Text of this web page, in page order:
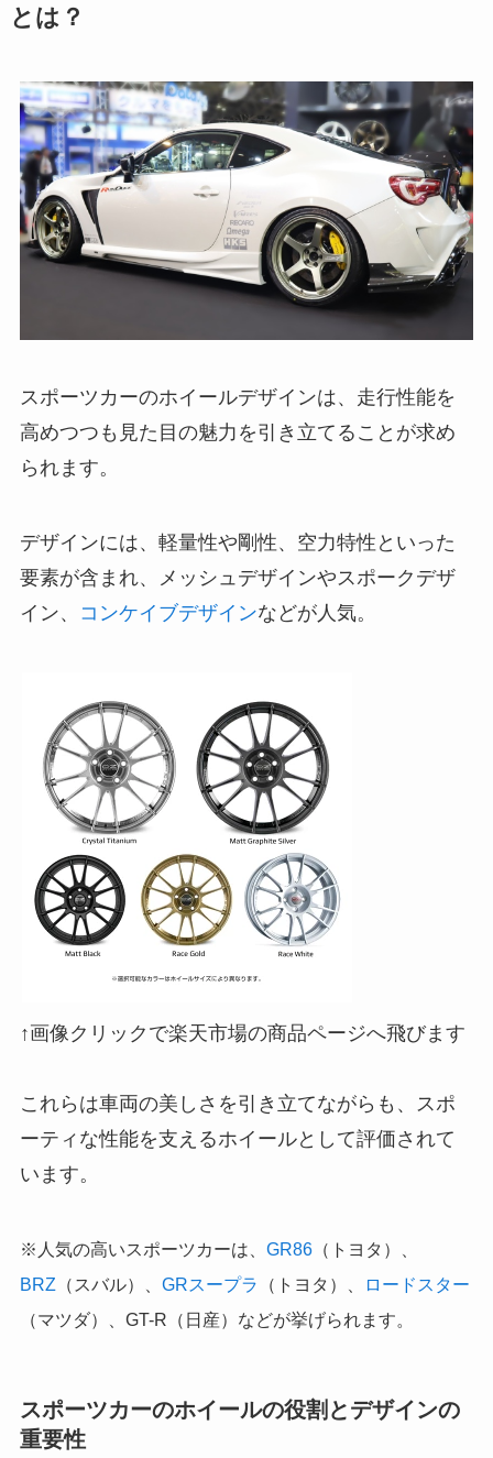
とは？
スポーツカーのホイールデザインは、走行性能を
高めつつも見た目の魅力を引き立てることが求め
られます。
デザインには、軽量性や剛性、空力特性といった
要素が含まれ、メッシュデザインやスポークデザ
イン、
コンケイブデザインなどが人気。
↑画像クリックで楽天市場の商品ページへ飛びます
これらは車両の美しさを引き立てながらも、スポ
ーティな性能を支えるホイールとして評価されて
います。
※人気の高いスポーツカーは、 GR86（トヨタ）、
BRZ （スバル）、 GRスープラ （トヨタ）、
ロードスター
（マツダ）、GT-R（日産）などが挙げられます。
スポーツカーのホイールの役割とデザインの
重要性